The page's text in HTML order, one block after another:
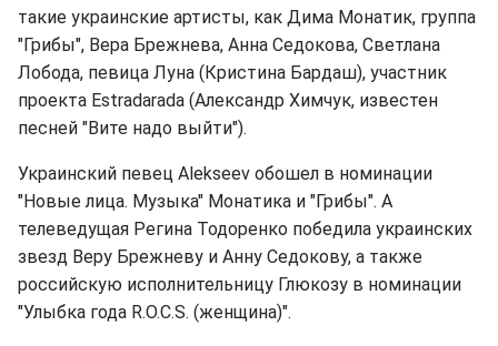
такие украинские артисты, как Дима Монатик, группа
"Грибы", Вера Брежнева, Анна Седокова, Светлана
Лобода, певица Луна (Кристина Бардаш), участник
проекта Estradarada (Александр Химчук, известен
песней "Вите надо выйти").
Украинский певец Alekseev обошел в номинации
"Новые лица. Музыка" Монатика и "Грибы". А
телеведущая Регина Тодоренко победила украинских
звезд Веру Брежневу и Анну Седокову, а также
российскую исполнительницу Глюкозу в номинации
"Улыбка года R.O.C.S. (женщина)".